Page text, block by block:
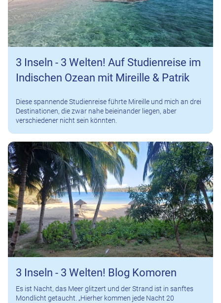
3 Inseln - 3 Welten! Auf Studienreise im
Indischen Ozean mit Mireille & Patrik
Diese spannende Studienreise führte Mireille und mich an drei
Destinationen, die zwar nahe beieinander liegen, aber
verschiedener nicht sein könnten.
3 Inseln - 3 Welten! Blog Komoren
Es ist Nacht, das Meer glitzert und der Strand ist in sanftes
Mondlicht getaucht. „Hierher kommen jede Nacht 20